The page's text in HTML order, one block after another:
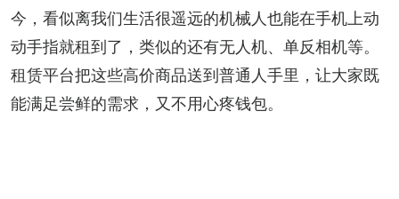
今，看似离我们生活很遥远的机械人也能在手机上动
动手指就租到了，类似的还有无人机、单反相机等。
租赁平台把这些高价商品送到普通人手里，让大家既
能满足尝鲜的需求，又不用心疼钱包。